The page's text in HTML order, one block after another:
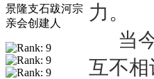
景隆支石跋河宗
亲会创建人
力。
当今
互不